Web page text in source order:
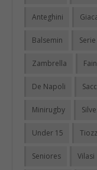
Anteghini
Balsemin
Zambrella
De Napoli
Minirugby
Under 15
Seniores Vilasi